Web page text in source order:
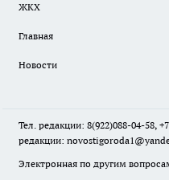
ЖКХ
Главная
Новости
Тел. редакции: 8(922)088-04-58,
редакции:
Электронная по другим